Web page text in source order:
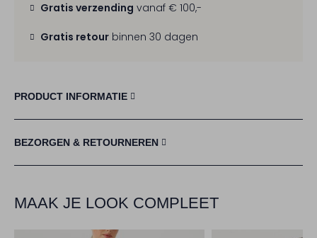
Gratis verzending vanaf € 100,-
Gratis retour binnen 30 dagen
PRODUCT INFORMATIE
BEZORGEN & RETOURNEREN
MAAK JE LOOK COMPLEET